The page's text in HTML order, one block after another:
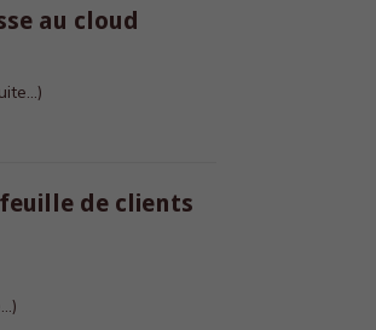
au cloud
de clients